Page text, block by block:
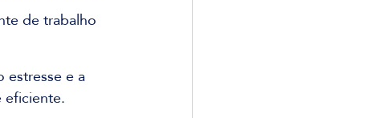
de trabalho
estresse e a
eficiente.